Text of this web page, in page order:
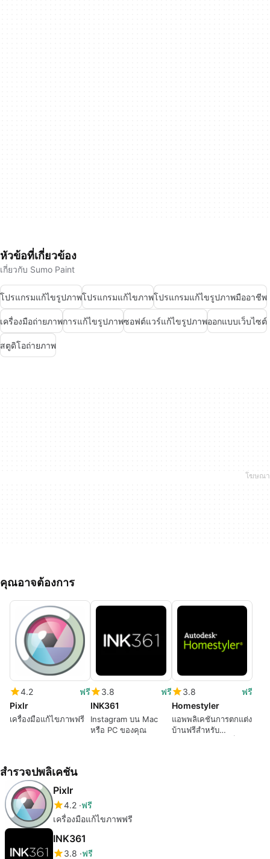
หัวข้อที่เกี่ยวข้อง
เกี่ยวกับ Sumo Paint
โปรแกรมแก้ไขรูปภาพโปรแกรมแก้ไขภาพโปรแกรมแก้ไขรูปภาพมืออาชีพ
เครื่องมือถ่ายภาพการแก้ไขรูปภาพซอฟต์แวร์แก้ไขรูปภาพออกแบบเว็บไซต์
สตูดิโอถ่ายภาพ
คุณอาจต้องการ
4.2
ฟรี
Pixlr
เครื่องมือแก้ไขภาพฟรี
3.8
ฟรี
INK361
Instagram บน Mac
หรือ PC ของคุณ
3.8
ฟรี
Homestyler
แอพพลิเคชันการตกแต่ง
บ้านฟรีสำหรับ
สำรวจปพลิเคชัน
Pixlr
4.2 ฟรี
เครื่องมือแก้ไขภาพฟรี
INK361
3.8 ฟรี